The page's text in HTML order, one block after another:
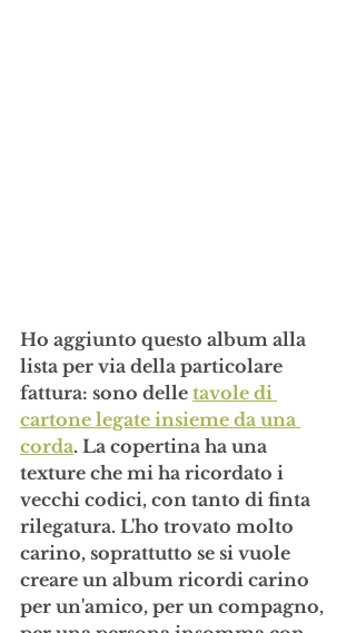
Ho aggiunto questo album alla
lista per via della particolare
fattura: sono delle tavole di
cartone legate insieme da una
corda. La copertina ha una
texture che mi ha ricordato i
vecchi codici, con tanto di finta
rilegatura. L'ho trovato molto
carino, soprattutto se si vuole
creare un album ricordi carino
per un'amico, per un compagno,